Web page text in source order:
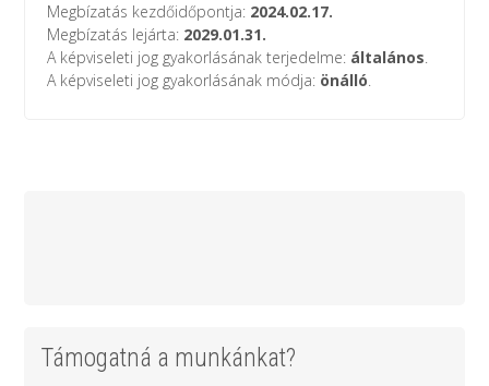
Megbízatás kezdőidőpontja: 2024.02.17.
Megbízatás lejárta: 2029.01.31.
A képviseleti jog gyakorlásának terjedelme: általános.
A képviseleti jog gyakorlásának módja: önálló.
Támogatná a munkánkat?